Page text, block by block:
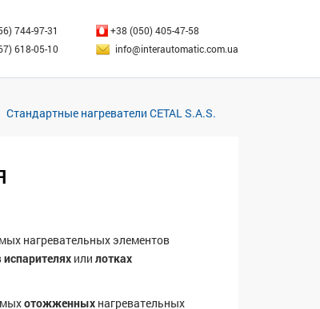
744-97-31
+38 (050) 405-47-58
618-05-10
info@interautomatic.com.ua
Стандартные нагреватели CETAL S.A.S.
нагревательных элементов
испарителях илилотках
отожженных нагревательных